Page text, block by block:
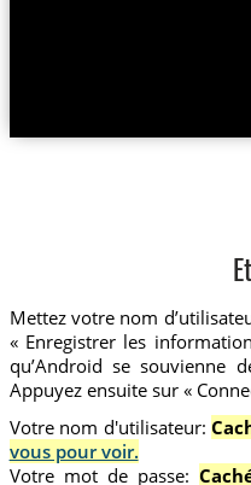
Mettez votre nom
« Enregistrer les
qu’Android se souvienne
Appuyez ensuite sur «
Votre nom d'utilisateur:
vous pour voir.
Votre mot de passe: